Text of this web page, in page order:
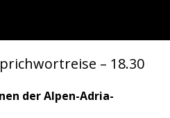
– 18.30
der Alpen-Adria-